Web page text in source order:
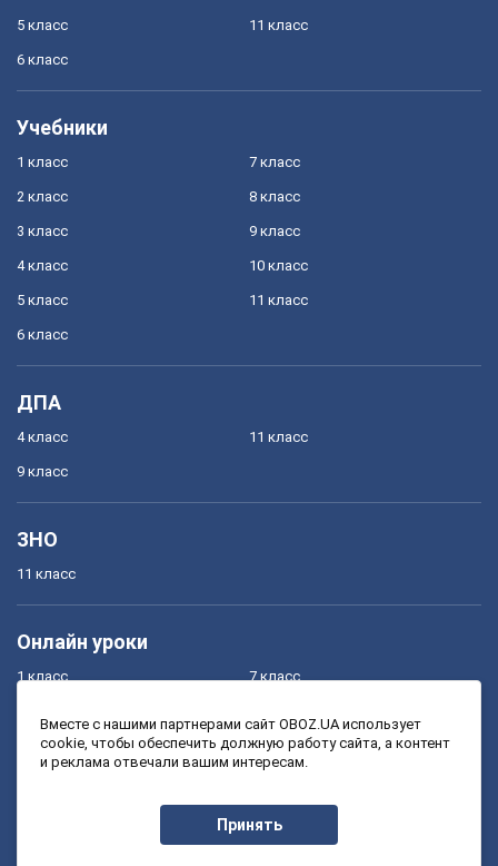
5 класс
6 класс
11 класс
Учебники
1 класс
2 класс
3 класс
4 класс
5 класс
6 класс
7 класс
8 класс
9 класс
10 класс
11 класс
ДПА
4 класс
9 класс
11 класс
ЗНО
11 класс
Онлайн уроки
1 класс
3 класс
7 класс
9 класс
Вместе с нашими партнерами сайт OBOZ.UA использует
cookie, чтобы обеспечить должную работу сайта, а контент
и реклама отвечали вашим интересам.
Принять